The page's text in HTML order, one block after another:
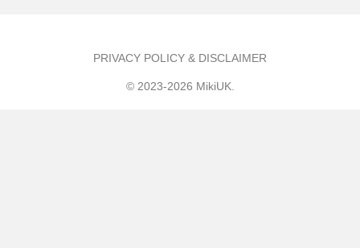
PRIVACY POLICY & DISCLAIMER
© 2023-2026 MikiUK.